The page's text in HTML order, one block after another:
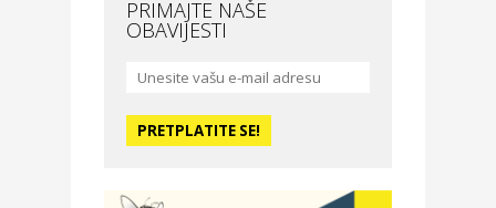
Moda i ljepota
studio – Osijek
PRIMAJTE NAŠE
OBAVIJESTI